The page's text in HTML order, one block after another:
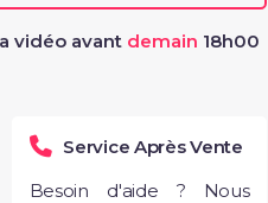
vidéo avant demain 18h00
Service Après Vente
Besoin d'aide ? Nous